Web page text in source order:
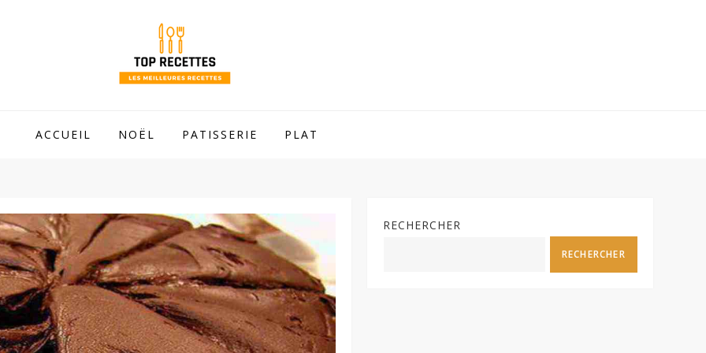
ACCUEIL NOËL PATISSERIE PLAT
RECHERCHER
RECHERCHER